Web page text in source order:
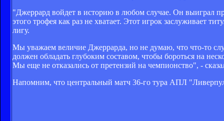
"Джеррард войдет в историю в любом случае. Он выиграл
этого трофея как раз не хватает. Этот игрок заслуживает
лигу.
Мы уважаем величие Джеррарда, но не думаю, что что-то
должен обладать глубоким составом, чтобы бороться на
Мы еще не отказались от претензий на чемпионство", -
Напомним, что центральный матч 36-го тура АПЛ